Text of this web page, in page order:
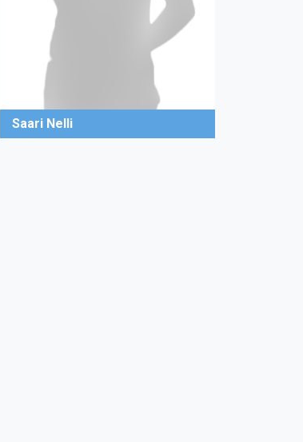
Saari Nelli